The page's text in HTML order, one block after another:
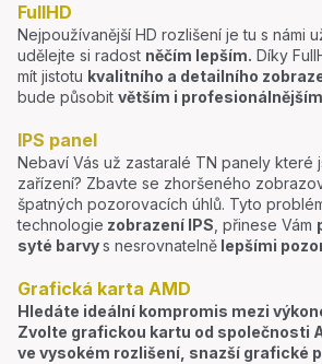
FullHD
Nejpoužívanější HD rozlišení je tu s námi
udělejte si radost něčím lepším. Díky
mít jistotu kvalitního a detailního
bude působit větším i
IPS panel
Nebaví Vás už zastaralé TN panely které
zařízení? Zbavte se zhoršeného
špatných pozorovacích úhlů. Tyto
technologie zobrazení IPS, přinese Vám
syté barvys nesrovnatelně lepšími
Grafická karta AMD
Hledáte ideální kompromis mezi
Zvolte grafickou kartu od společnosti
ve vysokém rozlišení, snazší grafické